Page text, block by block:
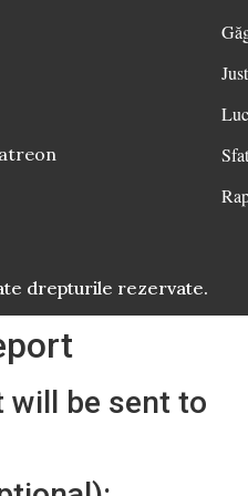
drepturile rezervate.
will be sent to